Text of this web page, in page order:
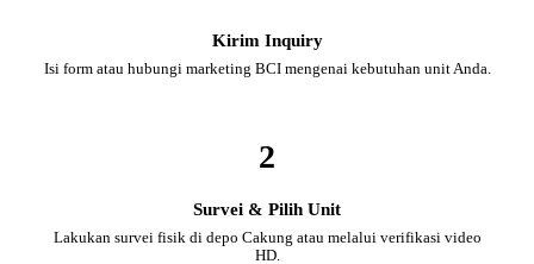
Kirim Inquiry
Isi form atau hubungi marketing BCI mengenai kebutuhan unit Anda.
2
Survei & Pilih Unit
Lakukan survei fisik di depo Cakung atau melalui verifikasi video
HD.